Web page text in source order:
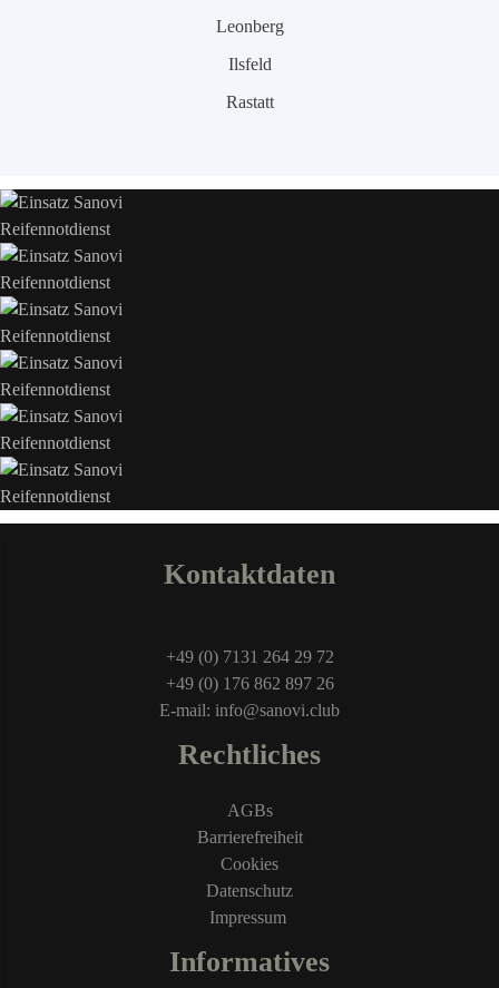
Leonberg
Ilsfeld
Rastatt
Kontaktdaten
+49 (0) 7131 264 29 72
+49 (0) 176 862 897 26
E-mail: info@sanovi.club
Rechtliches
AGBs
Barrierefreiheit
Cookies
Datenschutz
Impressum
Informatives